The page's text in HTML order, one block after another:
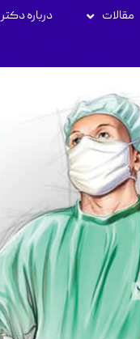
مقالات درباره دکتر